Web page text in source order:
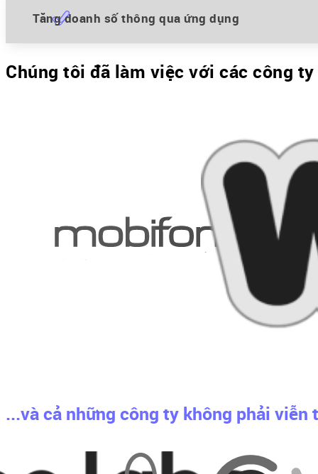
Giảm thiểu rủi ro khi cung cấp các kế hoạch thanh toán
Tăng doanh số thông qua ứng dụng
Các đối tác Fintech và ví điện tử như DANA và GCash
phẩm của chính họ để tăng tỷ lệ chấp nhận.
Chúng tôi đã làm việc với các công
...và cả những công ty không phải viễn